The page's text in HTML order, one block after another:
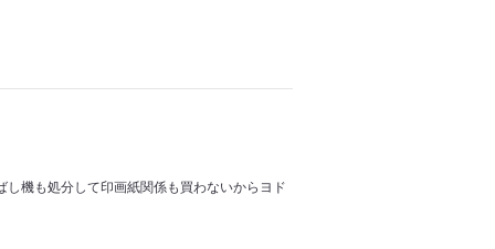
機も処分して印画紙関係も買わないからヨド